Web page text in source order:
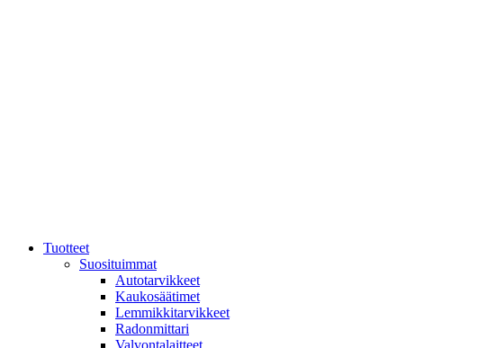
Tuotteet
Suosituimmat
Autotarvikkeet
Kaukosäätimet
Lemmikkitarvikkeet
Radonmittari
Valvontalaitteet